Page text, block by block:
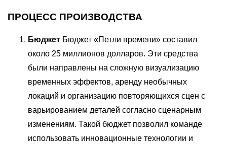
ПРОЦЕСС ПРОИЗВОДСТВА
Бюджет Бюджет «Петли времени» составил
около 25 миллионов долларов. Эти средства
были направлены на сложную визуализацию
временных эффектов, аренду необычных
локаций и организацию повторяющихся сцен с
варьированием деталей согласно сценарным
изменениям. Такой бюджет позволил команде
использовать инновационные технологии и